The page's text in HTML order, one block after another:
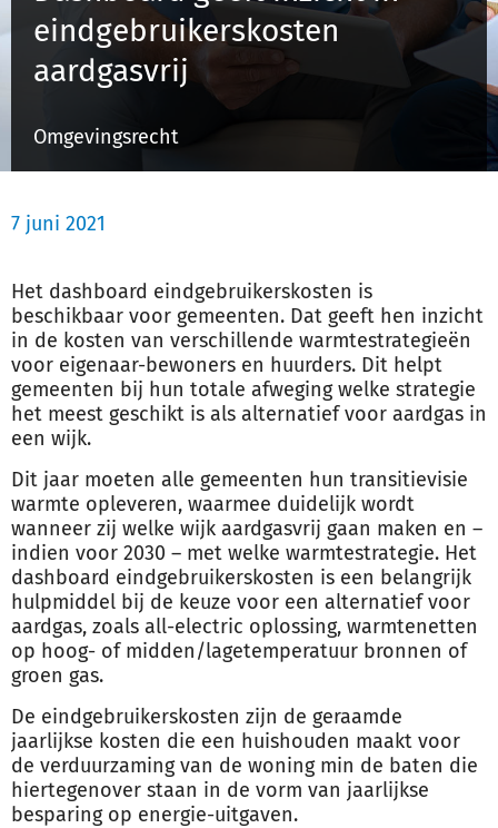
eindgebruikerskosten
aardgasvrij
Omgevingsrecht
7 juni 2021
Het dashboard eindgebruikerskosten is
beschikbaar voor gemeenten. Dat geeft hen inzicht
in de kosten van verschillende warmtestrategieën
voor eigenaar-bewoners en huurders. Dit helpt
gemeenten bij hun totale afweging welke strategie
het meest geschikt is als alternatief voor aardgas in
een wijk.
Dit jaar moeten alle gemeenten hun transitievisie
warmte opleveren, waarmee duidelijk wordt
wanneer zij welke wijk aardgasvrij gaan maken en –
indien voor 2030 – met welke warmtestrategie. Het
dashboard eindgebruikerskosten is een belangrijk
hulpmiddel bij de keuze voor een alternatief voor
aardgas, zoals all-electric oplossing, warmtenetten
op hoog- of midden/lagetemperatuur bronnen of
groen gas.
De eindgebruikerskosten zijn de geraamde
jaarlijkse kosten die een huishouden maakt voor
de verduurzaming van de woning min de baten die
hiertegenover staan in de vorm van jaarlijkse
besparing op energie-uitgaven.